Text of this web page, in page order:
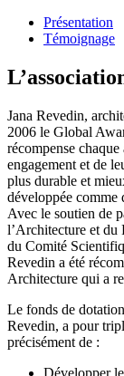
Présentation
Témoignage
Jana Revedin,
2006 le Global
récompense
engagement et de
plus durable et
développée comme
Avec le soutien de
l’Architecture et du
du Comité
Revedin a été
Architecture qui a
Le fonds de
Revedin, a pour
précisément de :
Développer